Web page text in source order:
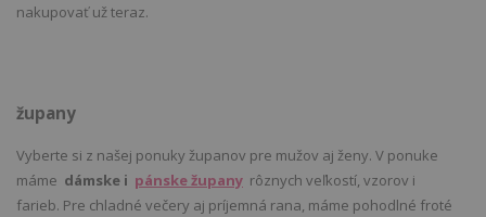
nakupovať už teraz.
župany
Vyberte si z našej ponuky županov pre mužov aj ženy. V ponuke
máme dámske i pánske župany rôznych veľkostí, vzorov i
farieb. Pre chladné večery aj príjemná rana, máme pohodlné froté